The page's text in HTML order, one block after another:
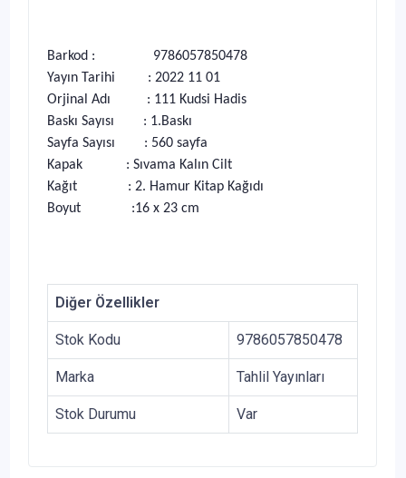
Barkod : 9786057850478
Yayın Tarihi : 2022 11 01
Orjinal Adı : 111 Kudsi Hadis
Baskı Sayısı : 1.Baskı
Sayfa Sayısı : 560 sayfa
Kapak : Sıvama Kalın Cilt
Kağıt : 2. Hamur Kitap Kağıdı
Boyut :16 x 23 cm
Diğer Özellikler
Stok Kodu 9786057850478
Marka Tahlil Yayınları
Stok Durumu Var